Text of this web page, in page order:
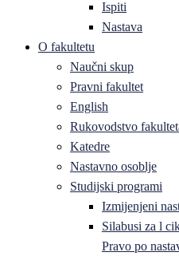
Ispiti
Nastava
O fakultetu
Naučni skup
Pravni fakultet
English
Rukovodstvo
Katedre
Nastavno osoblje
Studijski programi
Izmijenjeni
Silabusi za l
Pravo po